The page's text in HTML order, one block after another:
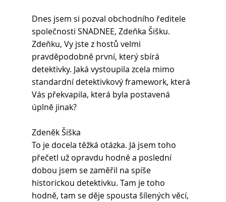
Dnes jsem si pozval obchodního ředitele
společnosti SNADNEE, Zdeňka Šišku.
Zdeňku, Vy jste z hostů velmi
pravděpodobně první, který sbírá
detektivky. Jaká vystoupila zcela mimo
standardní detektivkový framework, která
Vás překvapila, která byla postavená
úplně jinak?
Zdeněk Šiška
To je docela těžká otázka. Já jsem toho
přečetl už opravdu hodně a poslední
dobou jsem se zaměřil na spíše
historickou detektivku. Tam je toho
hodně, tam se děje spousta šílených věcí,